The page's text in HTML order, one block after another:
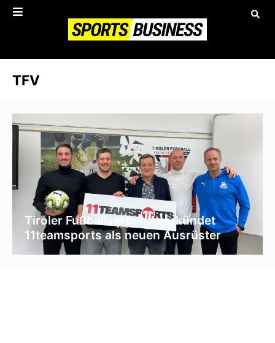
TFV
Tiroler Fußballverband verkündet
11teamsports als neuen Ausrüster